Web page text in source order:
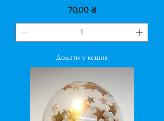
Ціна
70,00 ₴
Додати у кошик